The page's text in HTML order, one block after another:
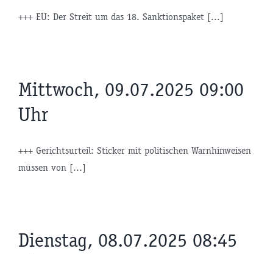
+++ EU: Der Streit um das 18. Sanktionspaket [...]
Mittwoch, 09.07.2025 09:00
Uhr
+++ Gerichtsurteil: Sticker mit politischen Warnhinweisen
müssen von [...]
Dienstag, 08.07.2025 08:45